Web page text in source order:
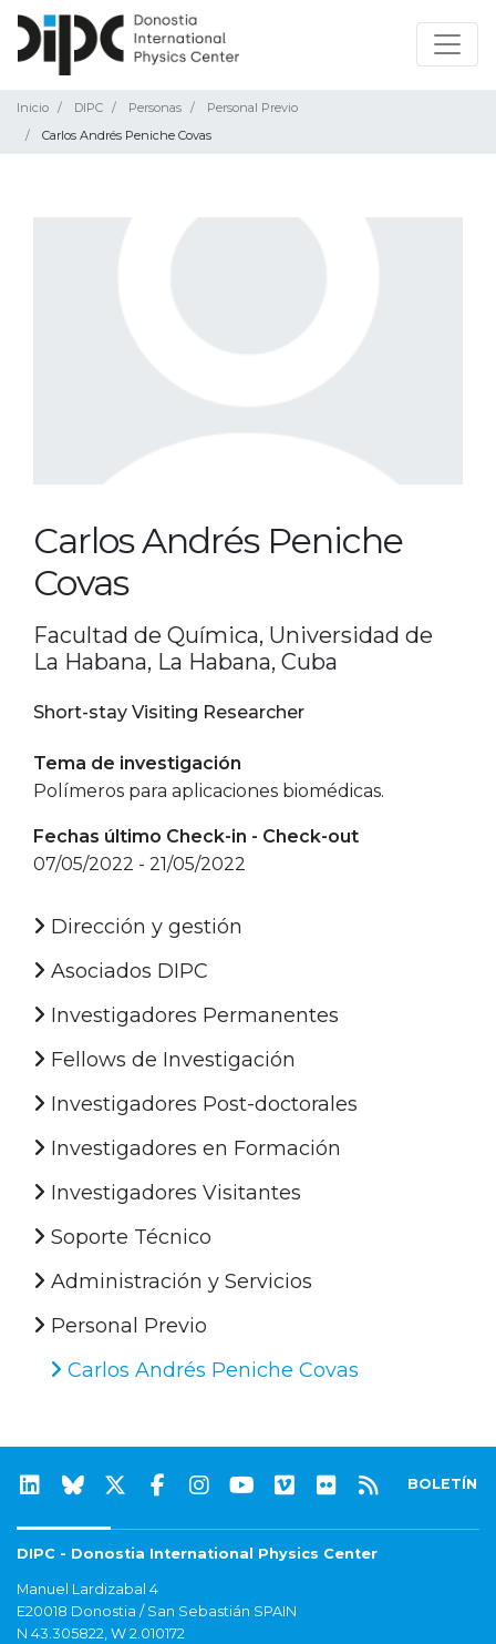
Inicio DIPC Personas
Personal Previo
Carlos Andrés Peniche Covas
Carlos Andrés Peniche
Covas
Facultad de Química, Universidad de
La Habana, La Habana, Cuba
Short-stay Visiting Researcher
Tema de investigación
Polímeros para aplicaciones biomédicas.
Fechas último Check-in - Check-out
07/05/2022 - 21/05/2022
Dirección y gestión
Asociados DIPC
Investigadores Permanentes
Fellows de Investigación
Investigadores Post-doctorales
Investigadores en Formación
Investigadores Visitantes
Soporte Técnico
Administración y Servicios
Personal Previo
Carlos Andrés Peniche Covas
BOLETÍN
DIPC - Donostia International Physics Center
Manuel Lardizabal 4
E20018 Donostia / San Sebastián SPAIN
N 43.305822, W 2.010172